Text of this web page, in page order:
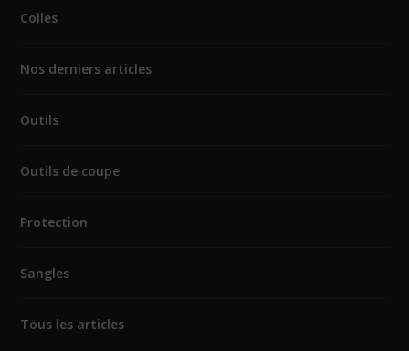
Colles
Nos derniers articles
Outils
Outils de coupe
Protection
Sangles
Tous les articles